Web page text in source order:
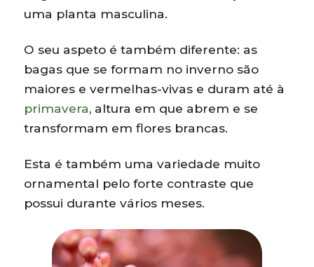
uma planta masculina.
O seu aspeto é também diferente: as
bagas que se formam no inverno são
maiores e vermelhas-vivas e duram até à
primavera, altura em que abrem e se
transformam em flores brancas.
Esta é também uma variedade muito
ornamental pelo forte contraste que
possui durante vários meses.